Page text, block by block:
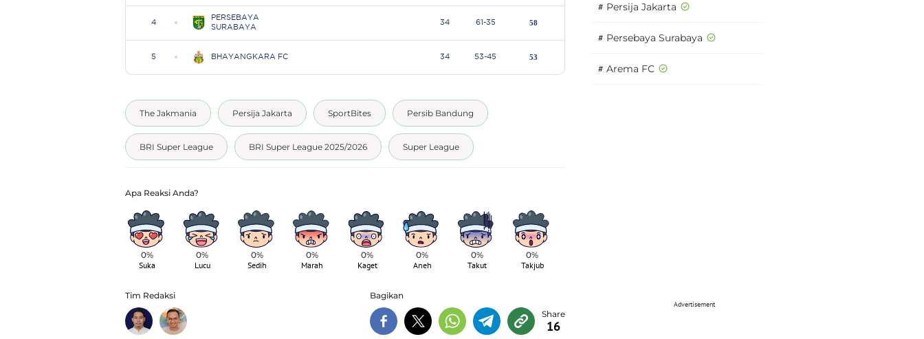
The Jakmania Persija Jakarta SportBites Persib Bandung
BRI Super League BRI Super League 2025/2026 Super League
0%
Suka
0%
Lucu
0%
Sedih
0%
Marah
0%
Kaget
0%
Aneh
0%
Takut
0%
Takjub
Tim Redaksi Bagikan
16
# Persija Jakarta
# Persebaya Surabaya
# Arema FC
Advertisement